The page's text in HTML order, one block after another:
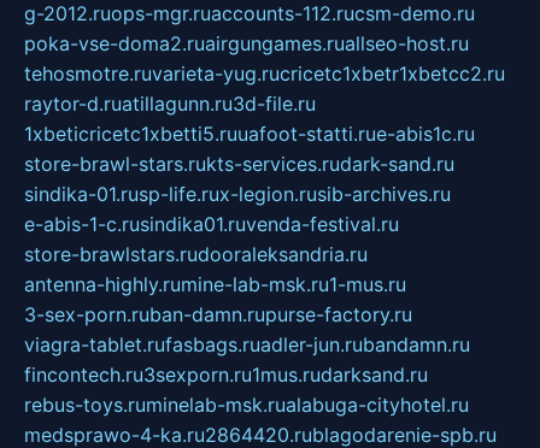
g-2012.ruops-mgr.ruaccounts-112.rucsm-demo.ru
poka-vse-doma2.ruairgungames.ruallseo-host.ru
tehosmotre.ruvarieta-yug.rucricetc1xbetr1xbetcc2.ru
raytor-d.ruatillagunn.ru3d-file.ru
1xbeticricetc1xbetti5.ruuafoot-statti.rue-abis1c.ru
store-brawl-stars.rukts-services.rudark-sand.ru
sindika-01.rusp-life.rux-legion.rusib-archives.ru
e-abis-1-c.rusindika01.ruvenda-festival.ru
store-brawlstars.rudooraleksandria.ru
antenna-highly.rumine-lab-msk.ru1-mus.ru
3-sex-porn.ruban-damn.rupurse-factory.ru
viagra-tablet.rufasbags.ruadler-jun.rubandamn.ru
fincontech.ru3sexporn.ru1mus.rudarksand.ru
rebus-toys.ruminelab-msk.rualabuga-cityhotel.ru
medsprawo-4-ka.ru2864420.rublagodarenie-spb.ru